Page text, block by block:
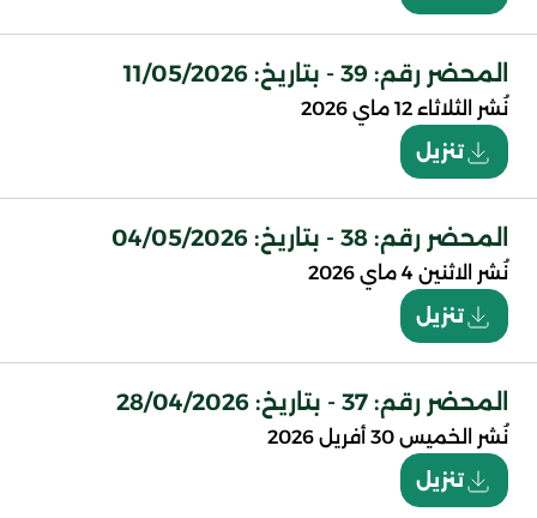
المحضر رقم: 39 - بتاريخ: 11/05/2026
نُشر
الثلاثاء 12 ماي 2026
تنزيل
المحضر رقم: 38 - بتاريخ: 04/05/2026
نُشر الاثنين 4 ماي 2026
تنزيل
المحضر رقم: 37 - بتاريخ: 28/04/2026
نُشر
الخميس 30 أفريل 2026
تنزيل